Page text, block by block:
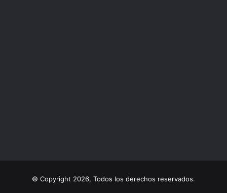
© Copyright 2026, Todos los derechos reservados.